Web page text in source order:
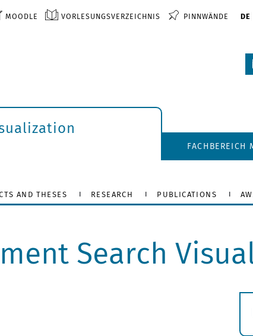
MOODLE VORLESUNGSVERZEICHNIS PINNWÄNDE DE
FACHBEREICH
AND THESES RESEARCH PUBLICATIONS
Search